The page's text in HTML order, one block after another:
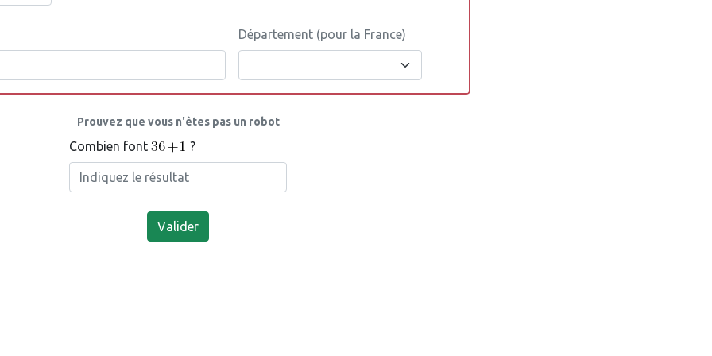
Département (pour la France)
Prouvez que vous n'êtes pas un robot
Combien font ?